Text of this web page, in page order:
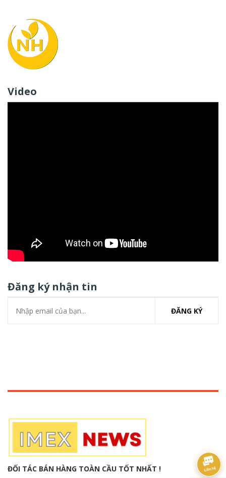
Video
Đăng ký nhận tin
ĐĂNG KÝ
ĐỐI TÁC BÁN HÀNG TOÀN CẦU TỐT NHẤT !